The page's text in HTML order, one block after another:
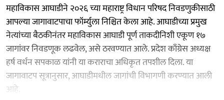
महाविकास आघाडीने २०२६ च्या महाराष्ट्र विधान परिषद निवडणुकीसाठी
आपल्या जागावाटपाचा फॉर्म्युला निश्चित केला आहे. आघाडीच्या प्रमुख
नेत्यांच्या बैठकीनंतर महाविकास आघाडी पूर्ण ताकदीनिशी एकूण १७
जागांवर निवडणूक लढवेल, असे ठरवण्यात आले. प्रदेश काँग्रेस अध्यक्ष
हर्ष वर्धन सपकाळ यांनी या कराराचा अधिकृत तपशील दिला. या
जागावाटप सूत्रानुसार, आघाडीमधील जागांची विभागणी करण्यात आली
आहे.